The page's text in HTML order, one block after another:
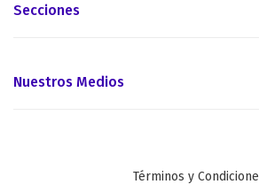
Secciones
Nuestros Medios
Términos y